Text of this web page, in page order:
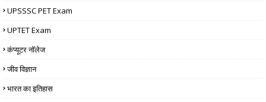
UPSSSC PET Exam
UPTET Exam
कंप्यूटर नॉलेज
जीव विज्ञान
भारत का इतिहास